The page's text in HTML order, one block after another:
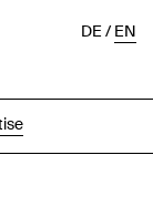
DE/EN